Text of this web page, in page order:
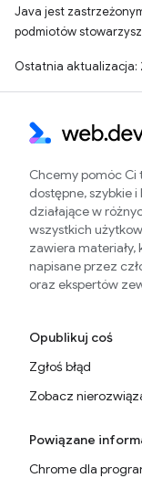
Java jest
podmiotów
Ostatnia aktualizacja:
Chcemy pomóc
dostępne, szybkie
działające w
wszystkich
zawiera
napisane przez
oraz ekspertów
Opublikuj coś
Zgłoś błąd
Zobacz
Powiązane
Chrome dla